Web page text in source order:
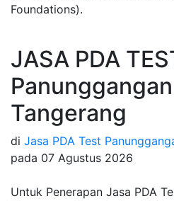
Foundations).
JASA PDA
Tangerang
di Jasa PDA Test
pada 07 Agustus 2026
Untuk Penerapan Jasa PDA